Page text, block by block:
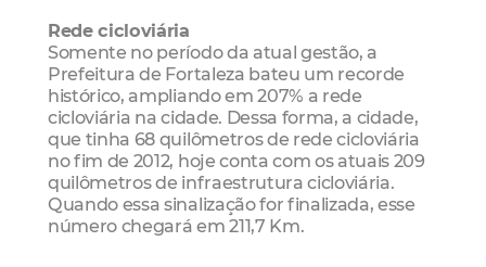
Rede cicloviária
Somente no período da atual gestão, a
Prefeitura de Fortaleza bateu um recorde
histórico, ampliando em 207% a rede
cicloviária na cidade. Dessa forma, a cidade,
que tinha 68 quilômetros de rede cicloviária
no fim de 2012, hoje conta com os atuais 209
quilômetros de infraestrutura cicloviária.
Quando essa sinalização for finalizada, esse
número chegará em 211,7 Km.